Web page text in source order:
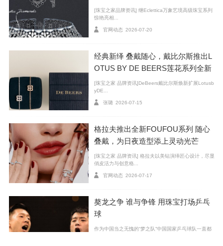
Hermès 爱马仕 手镯
不能忽视胸针的魅力
[珠宝之家品牌资讯] 继Eclettica万象艺境高级珠宝系列
惊艳亮相...
官网动态 2026-07-20
经典新绎 叠戴随心，戴比尔斯推出L
OTUS BY DE BEERS莲花系列全新
臻作
[珠宝之家 品牌资讯]DeBeers戴比尔斯焕新扩展Lotusb
yDE...
张璐 2026-07-15
格拉夫推出全新FOUFOU系列 随心
叠戴，为日夜造型添上灵动光芒
[珠宝之家 品牌资讯] 格拉夫以美钻演绎匠心设计，尽显
俏皮活力与创意格...
官网动态 2026-07-17
獒龙之争 谁与争锋 用珠宝打场乒乓
球
作为中国当之无愧的“梦之队”中国国家乒乓球队一直都